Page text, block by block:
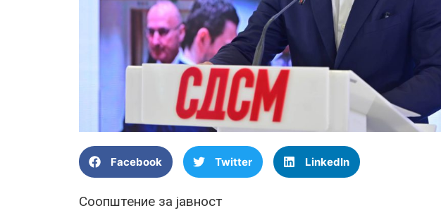
Facebook Twitter LinkedIn
Соопштение за јавност